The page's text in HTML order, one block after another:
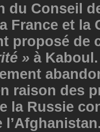
du Conseil
France et la
proposé de
» à
raison des
la Russie